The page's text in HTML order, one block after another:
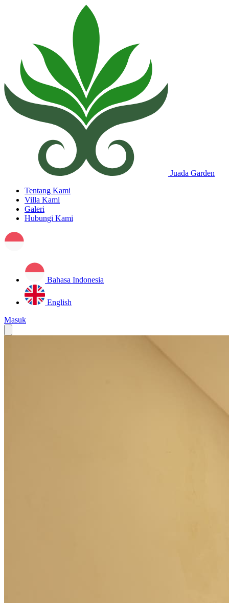
Juada Garden
Tentang Kami
Villa Kami
Galeri
Hubungi Kami
Bahasa Indonesia
English
Masuk